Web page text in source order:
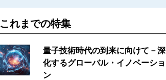
これまでの特集
量子技術時代の到来に向けて－深
化するグローバル・イノベーショ
ン